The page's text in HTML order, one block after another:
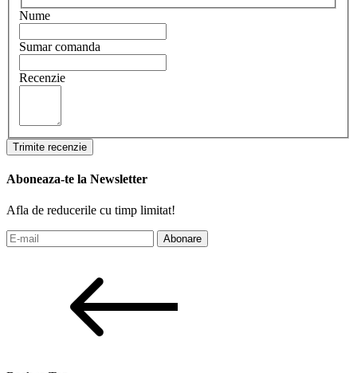
Nume
Sumar comanda
Recenzie
Trimite recenzie
Aboneaza-te la Newsletter
Afla de reducerile cu timp limitat!
Abonare